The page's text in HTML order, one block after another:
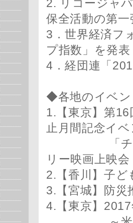
2. リコージャ
保全活動の第
3．世界経済フ
プ指数」を発表
4．経団連「
◆各地のイベン
1.【東京】第
止月間記念イ
「チョコレ
リー映画上映会
2.【香川】子
3.【宮城】防災
4.【東京】